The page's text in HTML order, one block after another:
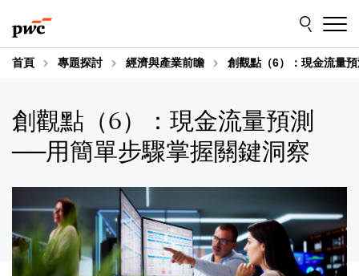
to
content
to
footer
首頁 專題探討 經濟與產業前瞻 創觀點（6）：現金流量
創觀點（6）：現金流量預測
──用簡單步驟掌握關鍵洞察